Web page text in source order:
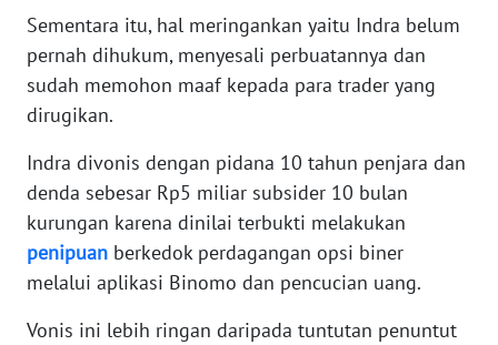
Sementara itu, hal meringankan yaitu Indra belum
pernah dihukum, menyesali perbuatannya dan
sudah memohon maaf kepada para trader yang
dirugikan.
Indra divonis dengan pidana 10 tahun penjara dan
denda sebesar Rp5 miliar subsider 10 bulan
kurungan karena dinilai terbukti melakukan
penipuan berkedok perdagangan opsi biner
melalui aplikasi Binomo dan pencucian uang.
Vonis ini lebih ringan daripada tuntutan penuntut
WN
SUMUT
WN
JAKARTA
JABAR
WN